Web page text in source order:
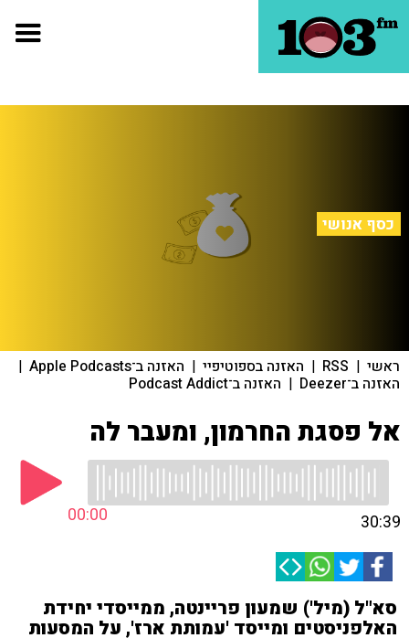
כסף אנושי
ראשי |
RSS
| האזנה בספוטיפיי | האזנה ב־Apple Podcasts |
האזנה ב־Deezer | האזנה ב־Podcast Addict
אל פסגת החרמון, ומעבר לה
00:00 30:39
סא"ל (מיל') שמעון פריינטה, ממייסדי יחידת
האלפניסטים ומייסד 'עמותת ארז', על המסעות